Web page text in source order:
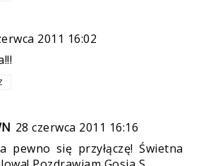
2011 16:02
28 czerwca 2011 16:16
pewno się przyłączę! Świetna